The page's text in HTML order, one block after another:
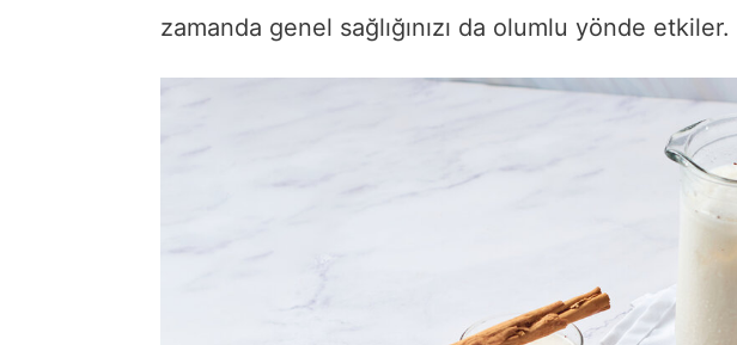
zamanda genel sağlığınızı da olumlu yönde etkiler.